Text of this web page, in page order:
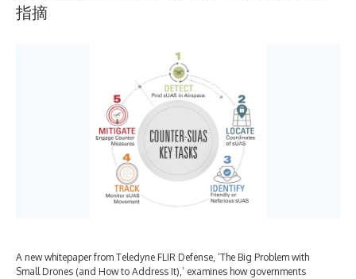
指摘
A new whitepaper from Teledyne FLIR Defense, ‘The Big Problem with
Small Drones (and How to Address It),’ examines how governments